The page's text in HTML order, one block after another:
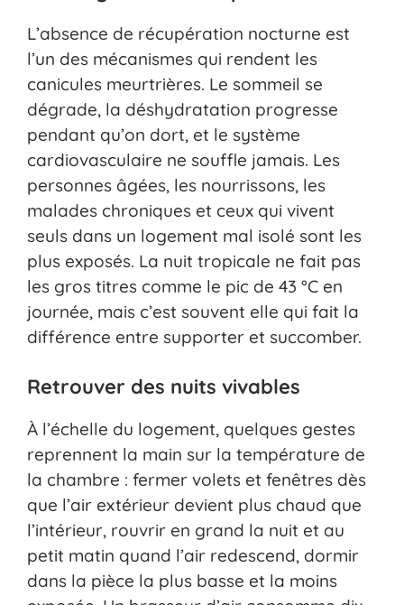
L’absence de récupération nocturne est
l’un des mécanismes qui rendent les
canicules meurtrières. Le sommeil se
dégrade, la déshydratation progresse
pendant qu’on dort, et le système
cardiovasculaire ne souffle jamais. Les
personnes âgées, les nourrissons, les
malades chroniques et ceux qui vivent
seuls dans un logement mal isolé sont les
plus exposés. La nuit tropicale ne fait pas
les gros titres comme le pic de 43 °C en
journée, mais c’est souvent elle qui fait la
différence entre supporter et succomber.
Retrouver des nuits vivables
À l’échelle du logement, quelques gestes
reprennent la main sur la température de
la chambre : fermer volets et fenêtres dès
que l’air extérieur devient plus chaud que
l’intérieur, rouvrir en grand la nuit et au
petit matin quand l’air redescend, dormir
dans la pièce la plus basse et la moins